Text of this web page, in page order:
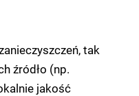
tak
źródło (np.
jakość